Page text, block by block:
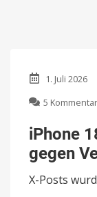
1. Juli 2026
5
iPhone
gegen
X-Posts